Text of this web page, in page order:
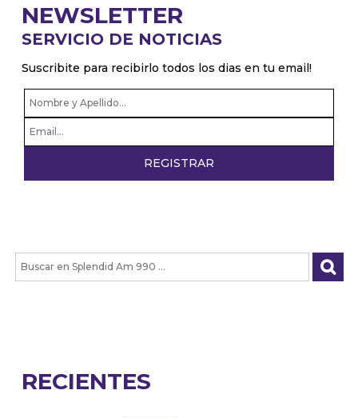
NEWSLETTER
SERVICIO DE NOTICIAS
Suscribite para recibirlo todos los dias en tu email!
RECIENTES